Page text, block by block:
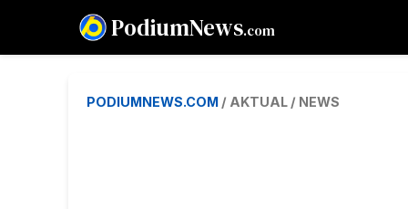
PodiumNews.com
PODIUMNEWS.COM / AKTUAL / NEWS